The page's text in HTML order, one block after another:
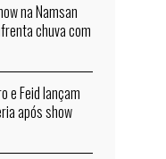
na Namsan
chuva com
e Feid lançam
após show